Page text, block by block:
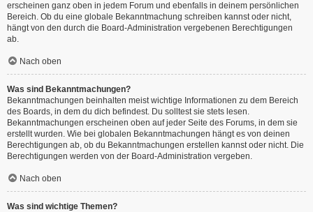
erscheinen ganz oben in jedem Forum und ebenfalls in deinem persönlichen
Bereich. Ob du eine globale Bekanntmachung schreiben kannst oder nicht,
hängt von den durch die Board-Administration vergebenen Berechtigungen
ab.
Nach oben
Was sind Bekanntmachungen?
Bekanntmachungen beinhalten meist wichtige Informationen zu dem Bereich
des Boards, in dem du dich befindest. Du solltest sie stets lesen.
Bekanntmachungen erscheinen oben auf jeder Seite des Forums, in dem sie
erstellt wurden. Wie bei globalen Bekanntmachungen hängt es von deinen
Berechtigungen ab, ob du Bekanntmachungen erstellen kannst oder nicht. Die
Berechtigungen werden von der Board-Administration vergeben.
Nach oben
Was sind wichtige Themen?